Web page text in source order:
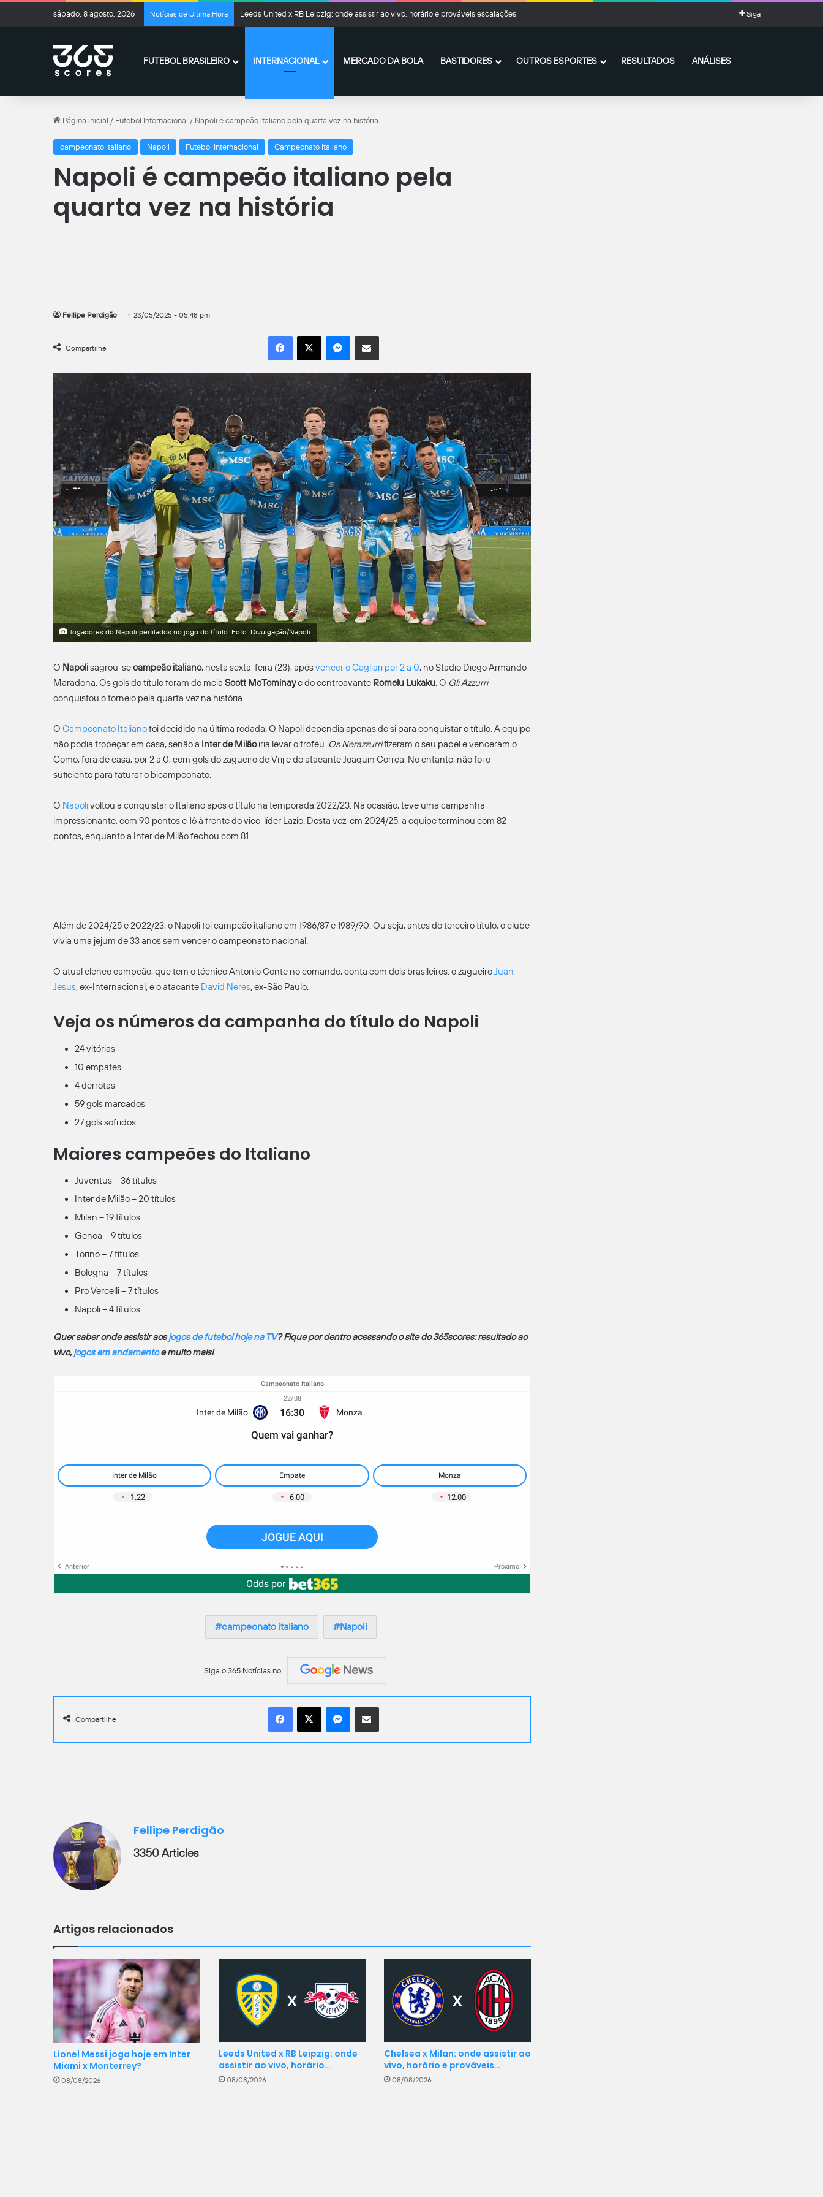
sábado, 8 agosto, 2026 Notícias de Última Hora Leeds United x RB Leipzig: onde assistir ao vivo, horário e prováveis escalações Siga
FUTEBOL BRASILEIRO INTERNACIONAL MERCADO DA BOLA BASTIDORES OUTROS ESPORTES RESULTADOS ANÁLISES
Página inicial / Futebol Internacional / Napoli é campeão italiano pela quarta vez na história
campeonato italiano Napoli Futebol Internacional Campeonato Italiano
Napoli é campeão italiano pela
quarta vez na história
Fellipe Perdigão 23/05/2025 - 05:48 pm
Compartilhe
Facebook
X MessengerCompartilhar por e-mail
Jogadores do Napoli perfilados no jogo do título. Foto: Divulgação/Napoli
O Napolisagrou-secampeão italiano, nesta sexta-feira (23), apósvencer o Cagliari por 2 a 0, no Stadio Diego Armando
Maradona. Os gols do título foram do meia Scott McTominaye do centroavante Romelu Lukaku. O Gli Azzurri
conquistou o torneio pela quarta vez na história.
O Campeonato Italianofoi decidido na última rodada. O Napoli dependia apenas de si para conquistar o título. A equipe
não podia tropeçar em casa, senão a Inter de Milãoiria levar o troféu. Os Nerazzurrifizeram o seu papel e venceram o
Como, fora de casa, por 2 a 0, com gols do zagueiro de Vrij e do atacante Joaquin Correa. No entanto, não foi o
suficiente para faturar o bicampeonato.
O Napolivoltou a conquistar o Italiano após o título na temporada 2022/23. Na ocasião, teve uma campanha
impressionante, com 90 pontos e 16 à frente do vice-líder Lazio. Desta vez, em 2024/25, a equipe terminou com 82
pontos, enquanto a Inter de Milão fechou com 81.
Além de 2024/25 e 2022/23, o Napoli foi campeão italiano em 1986/87 e 1989/90. Ou seja, antes do terceiro título, o clube
vivia uma jejum de 33 anos sem vencer o campeonato nacional.
O atual elenco campeão, que tem o técnico Antonio Conte no comando, conta com dois brasileiros: o zagueiroJuan
Jesus, ex-Internacional, e o atacante David Neres, ex-São Paulo.
Veja os números da campanha do título do Napoli
24 vitórias
10 empates
4 derrotas
59 gols marcados
27 gols sofridos
Maiores campeões do Italiano
Juventus – 36 títulos
Inter de Milão – 20 títulos
Milan – 19 títulos
Genoa – 9 títulos
Torino – 7 títulos
Bologna – 7 títulos
Pro Vercelli – 7 títulos
Napoli – 4 títulos
Quer saber onde assistir aosjogos de futebol hoje na TV? Fique por dentro acessando o site do 365scores: resultado ao
vivo,jogos em andamentoe muito mais!
Campeonato Italiano
Inter de Milão
22/08
16:30 Monza
Quem vai ganhar?
Inter de Milão Empate Monza
1.22 6.00 12.00
JOGUE AQUI
Anterior Próximo
Odds por
campeonato italiano Napoli
Siga o 365 Notícias no
Compartilhe
Facebook
X MessengerCompartilhar por e-mail
Fellipe Perdigão
3350 Articles
Artigos relacionados
Lionel Messi joga hoje em Inter
Miami x Monterrey?
08/08/2026
Leeds United x RB Leipzig: onde
assistir ao vivo, horário…
08/08/2026
Chelsea x Milan: onde assistir ao
vivo, horário e prováveis…
08/08/2026